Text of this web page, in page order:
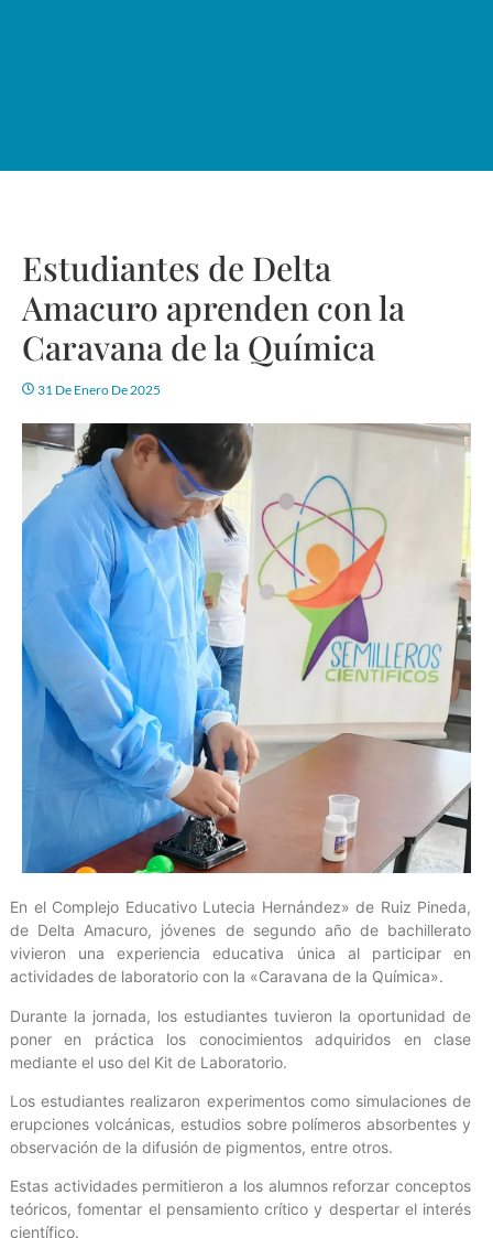
Estudiantes de Delta
Amacuro aprenden con la
Caravana de la Química
31 De Enero De 2025
En el Complejo Educativo Lutecia Hernández» de Ruiz Pineda,
de Delta Amacuro, jóvenes de segundo año de bachillerato
vivieron una experiencia educativa única al participar en
actividades de laboratorio con la «Caravana de la Química».
Durante la jornada, los estudiantes tuvieron la oportunidad de
poner en práctica los conocimientos adquiridos en clase
mediante el uso del Kit de Laboratorio.
Los estudiantes realizaron experimentos como simulaciones de
erupciones volcánicas, estudios sobre polímeros absorbentes y
observación de la difusión de pigmentos, entre otros.
Estas actividades permitieron a los alumnos reforzar conceptos
teóricos, fomentar el pensamiento crítico y despertar el interés
científico.